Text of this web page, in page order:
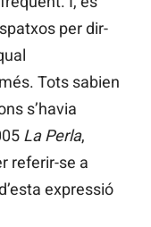
per dir-
Tots sabien
s’havia
La Perla,
referir-se a
expressió